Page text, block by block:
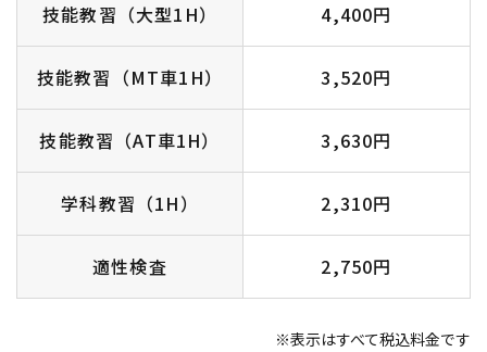
技能教習（大型1H） 4,400円
技能教習（MT車1H） 3,520円
技能教習（AT車1H） 3,630円
学科教習（1H） 2,310円
適性検査 2,750円
※表示はすべて税込料金です